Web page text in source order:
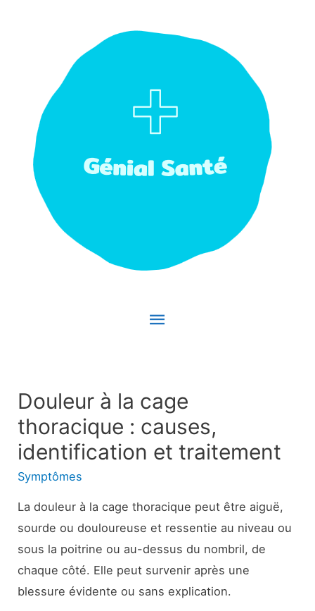
Menu
Douleur à la cage
thoracique : causes,
identification et traitement
Symptômes
La douleur à la cage thoracique peut être aiguë,
sourde ou douloureuse et ressentie au niveau ou
sous la poitrine ou au-dessus du nombril, de
chaque côté. Elle peut survenir après une
blessure évidente ou sans explication.